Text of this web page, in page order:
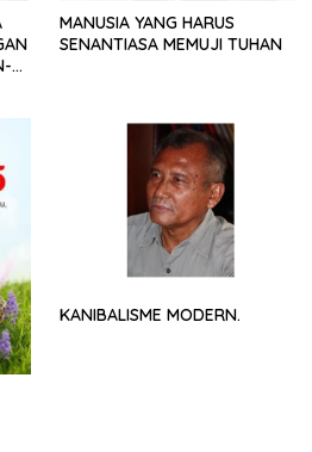
MANUSIA YANG HARUS
SENANTIASA MEMUJI TUHAN
KANIBALISME MODERN.